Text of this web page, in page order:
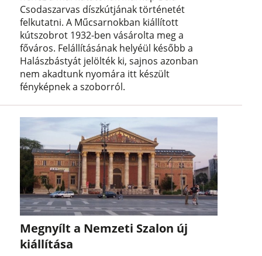
Csodaszarvas díszkútjának történetét
felkutatni. A Műcsarnokban kiállított
kútszobrot 1932-ben vásárolta meg a
főváros. Felállításának helyéül később a
Halászbástyát jelölték ki, sajnos azonban
nem akadtunk nyomára itt készült
fényképnek a szoborról.
Megnyílt a Nemzeti Szalon új
kiállítása